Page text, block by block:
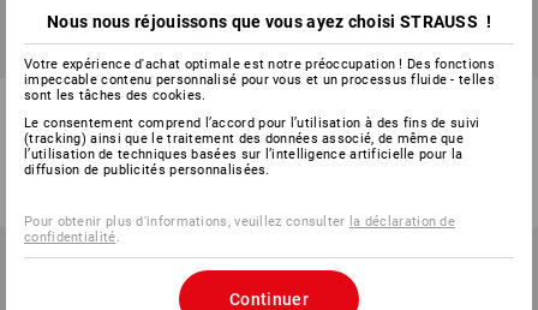
Tablier de chef
10 couleurs
à p. de CHF 7.55
1 couleur
Nous nous réjouissons que vous ayez choisi STRAUSS !
Votre expérience d'achat optimale est notre préoccupation ! Des fonctions
impeccable contenu personnalisé pour vous et un processus fluide - telles
sont les tâches des cookies.
Le consentement comprend l’accord pour l’utilisation à des fins de suivi
(tracking) ainsi que le traitement des données associé, de même que
l’utilisation de techniques basées sur l’intelligence artificielle pour la
diffusion de publicités personnalisées.
Pour obtenir plus d'informations, veuillez consulter la déclaration de
confidentialité
Continuer